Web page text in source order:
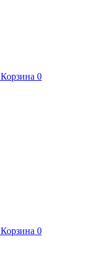
Корзина 0
Корзина 0